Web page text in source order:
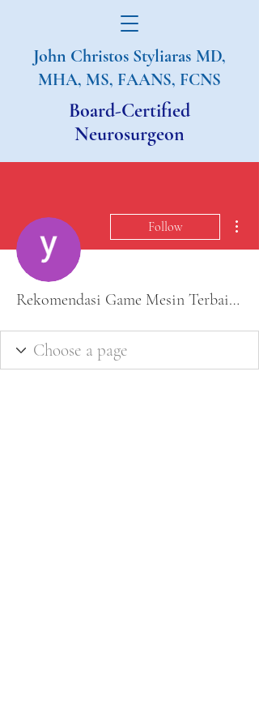
John Christos Styliaras MD,
MHA, MS, FAANS, FCNS
Board-Certified
Neurosurgeon
Follow
Rekomendasi Game Mesin Terbaik Penghasil Cuan Instan Situs QQ889 Terpercaya